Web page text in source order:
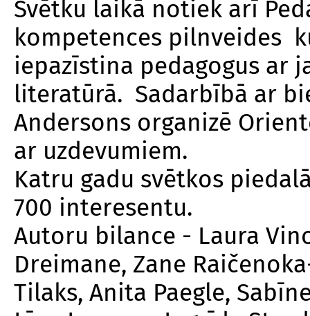
Svētku laikā notiek arī
kompetences pilnveides
iepazīstina pedagogus ar
literatūrā. Sadarbībā ar
Andersons organizē
ar uzdevumiem.
Katru gadu svētkos
700 interesentu.
Autoru bilance - Laura
Dreimane, Zane
Tilaks, Anita Paegle,